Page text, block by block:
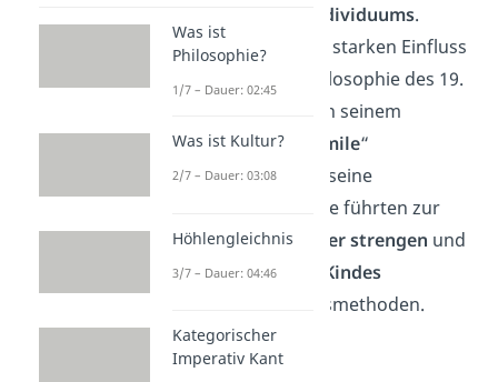
freien Willens eines Individuums.
Dadurch hatte er einen starken Einfluss
auf die existenzielle Philosophie des 19.
und 20. Jahrhunderts. In seinem
berühmtesten Buch „
Émile“
präsentierte Rousseau seine
. Die führten zur
Entwicklung vonweniger strengen und
Wohlbefinden des Kindes
orientierten Erziehungsmethoden.
Was ist
Philosophie?
1/7 – Dauer: 02:45
Was ist Kultur?
2/7 – Dauer: 03:08
Höhlengleichnis
3/7 – Dauer: 04:46
Kategorischer
Imperativ Kant